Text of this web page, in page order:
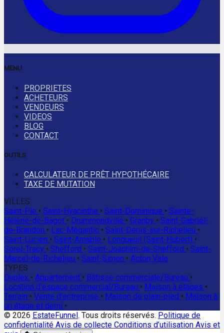
MENU
PROPRIETES
ACHETEURS
VENDEURS
VIDEOS
BLOG
CONTACT
OUTILS
CALCULATEUR DE PRÊT HYPOTHÉCAIRE
TAXE DE MUTATION
VILLES
Saint-Pie • Saint-Hyacinthe • Saint-Dominique • Sainte-
Hélène-de-Bagot • Drummondville • Granby • Saint-Gabriel-
de-Brandon • Lac-Mégantic • Saint-Denis-sur-Richelieu •
Saint-Lucien • Saint-Amable • Longueuil (Saint-Hubert) •
Sorel-Tracy • Shefford • Saint-Joachim-de-Shefford • Saint-
Marcel-de-Richelieu • Saint-Simon • Acton Vale
TYPES
Duplex • Appartement • Bâtisse commerciale/Bureau •
Location d'espace commercial/Bureau • Maison à étages •
Terrain • Vente d'entreprise • Maison de plain-pied • Maison à
un étage et demi •
© 2026 EstateFunnel. Tous droits réservés. Politique de
confidentialité Avis de collecte Conditions d’utilisation Avis et